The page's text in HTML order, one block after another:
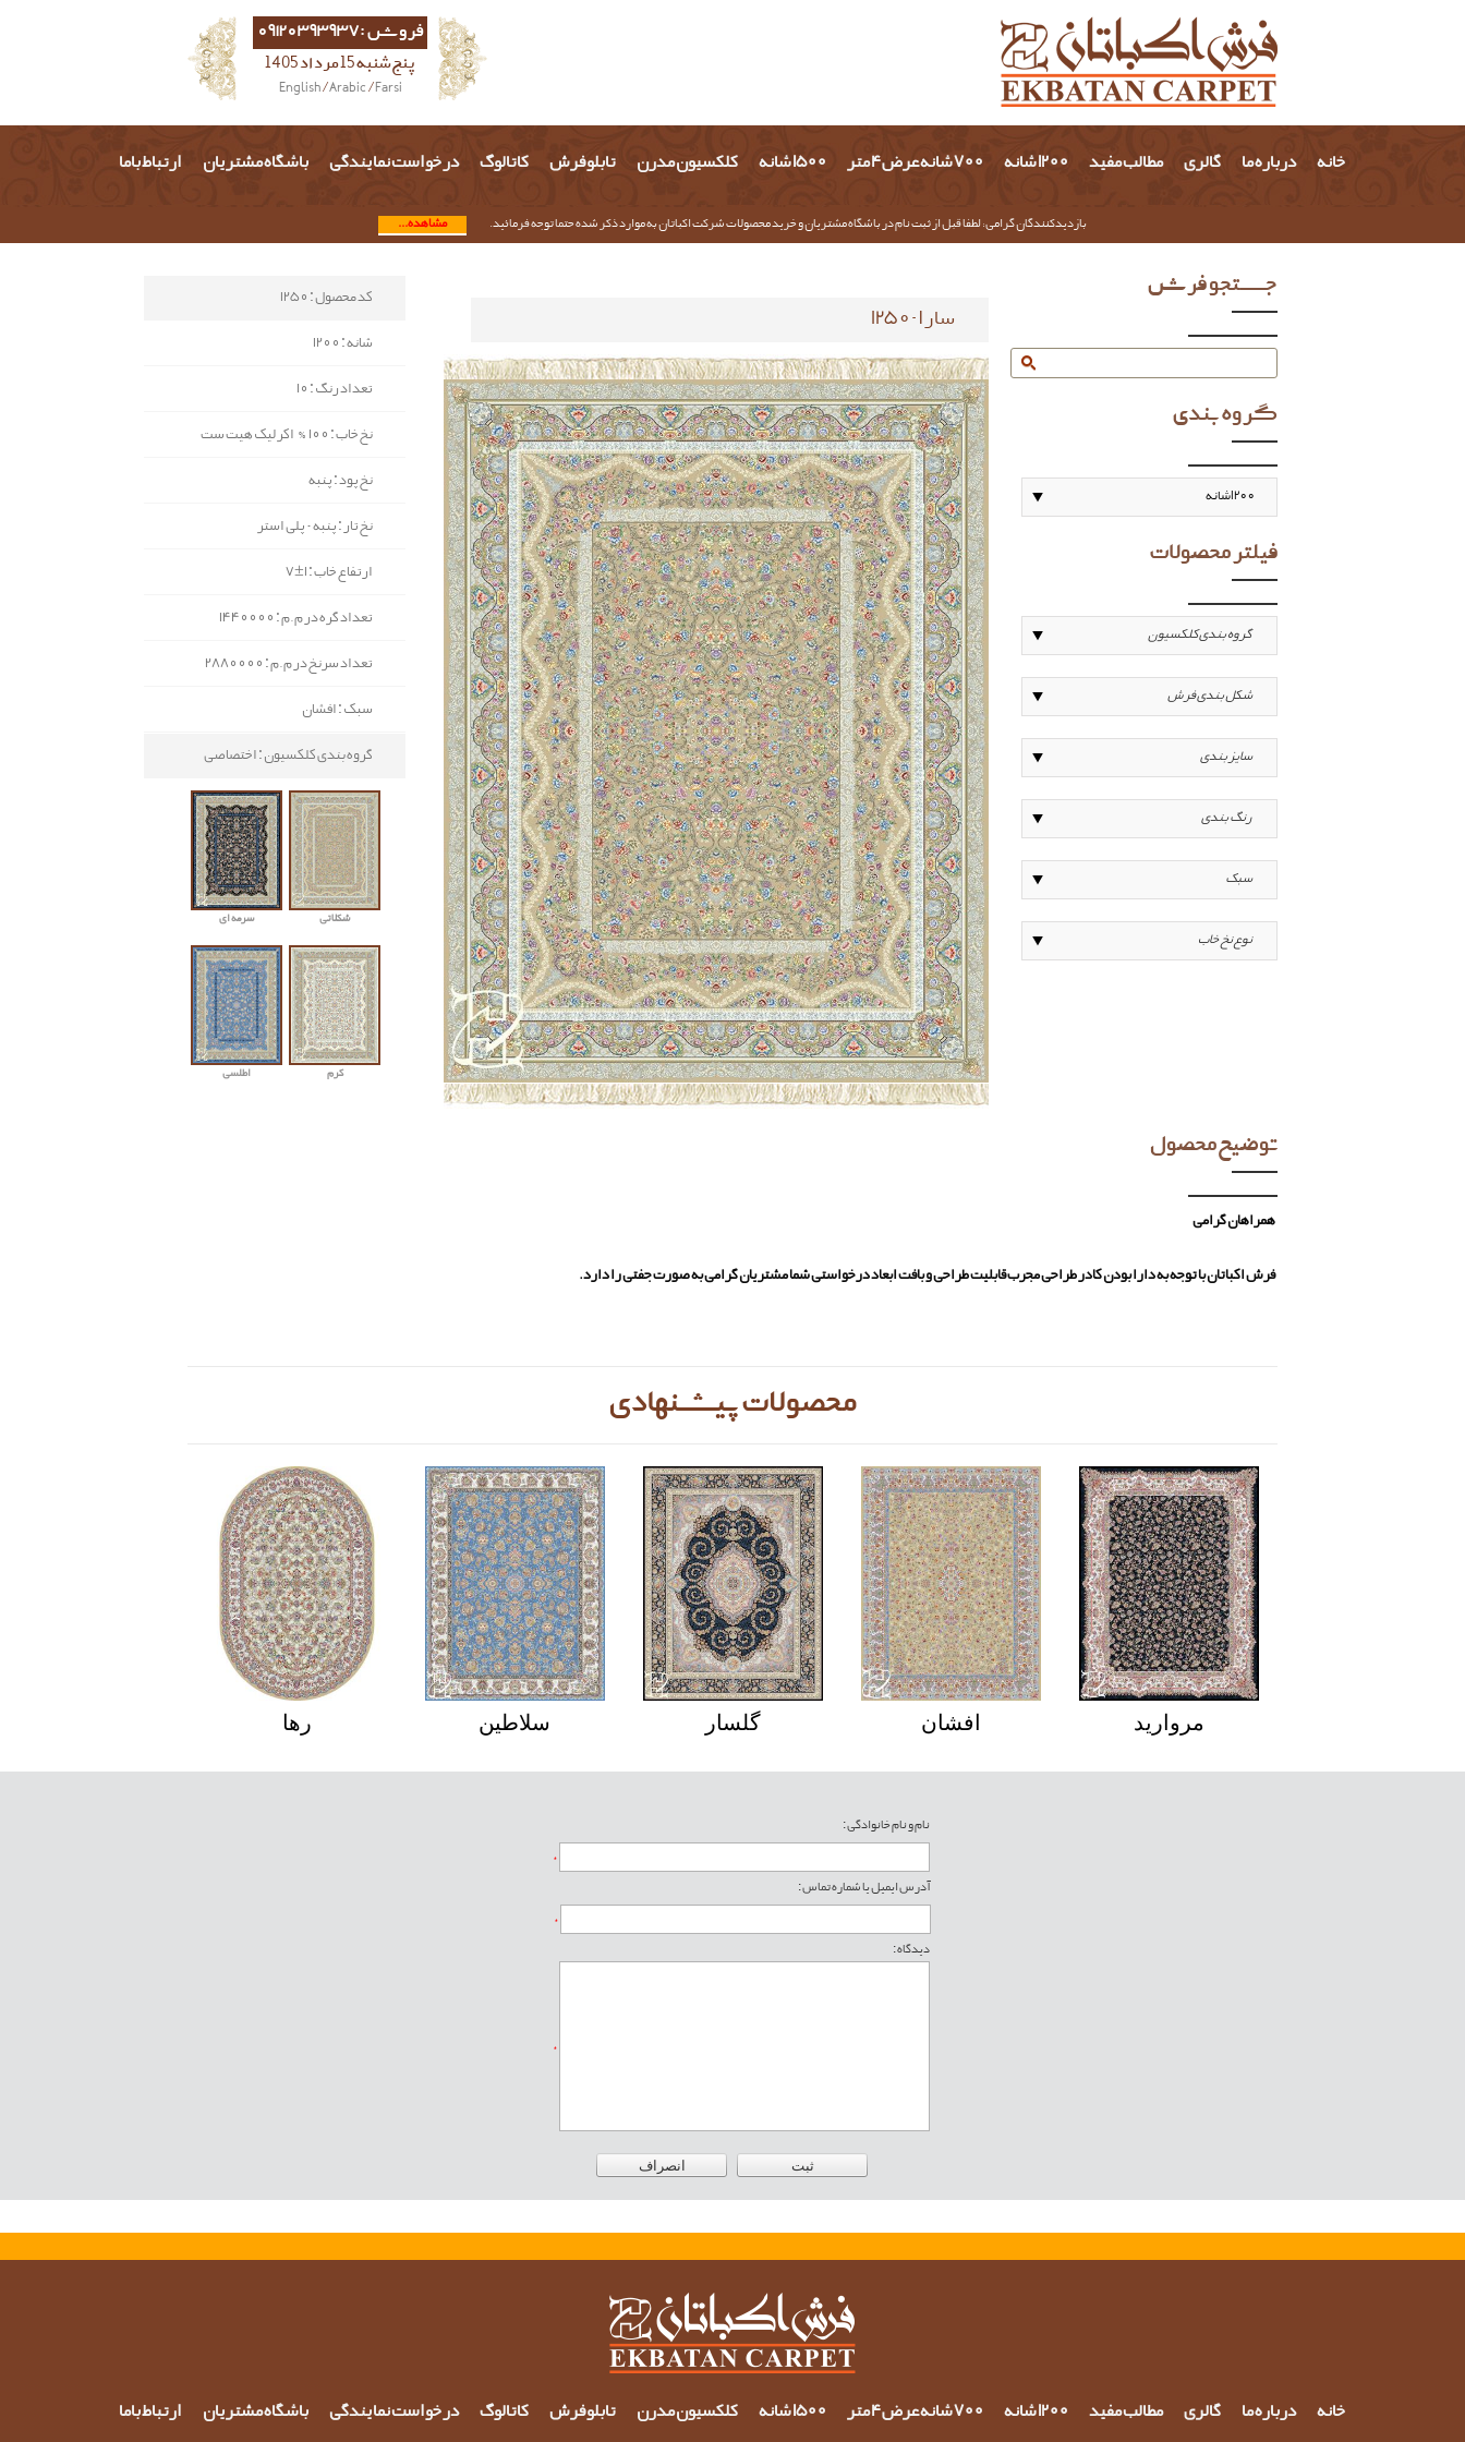
فروش :09120393937
پنج شنبه 15 مرداد 1405
English/ Arabic / Farsi
خانه درباره ما گالری مطالب مفید 1200 شانه 700 شانه عرض 4 متر 1500 شانه کلکسیون مدرن تابلو فرش کاتالوگ درخواست نمایندگی باشگاه مشتریان ارتباط باما
بازدیدکنندگان گرامی؛ لطفا قبل از ثبت نام در باشگاه مشتریان و خرید محصولات شرکت اکباتان به موارد ذکر شده حتما توجه فرمائید. مشاهده...
جستجو فرش
گروه بندی
فیلتر محصولات
سارا-1250
کد محصول : 1250
شانه : 1200
تعداد رنگ : 10
نخ خاب : 100% اکرلیک هیت ست
نخ پود : پنبه
نخ تار : پنبه - پلی استر
ارتفاع خاب : 1±7
تعداد گره در م.م : 1440000
تعداد سرنخ در م.م : 2880000
سبک : افشان
گروه بندی کلکسیون : اختصاصی
شکلاتی سرمه ای
کرم اطلسی
توضیح محصول
همراهان گرامی
فرش اکباتان با توجه به دارا بودن کادر طراحی مجرب قابلیت طراحی و بافت ابعاد درخواستی شما مشتریان گرامی به صورت جفتی را دارد.
محصولات پیشنهادی
رها سلاطین گلسار افشان مروارید
نام و نام خانوادگی :
*
آدرس ایمیل یا شماره تماس :
*
دیدگاه :
*
خانه درباره ما گالری مطالب مفید 1200 شانه 700 شانه عرض 4 متر 1500 شانه کلکسیون مدرن تابلو فرش کاتالوگ درخواست نمایندگی باشگاه مشتریان ارتباط باما